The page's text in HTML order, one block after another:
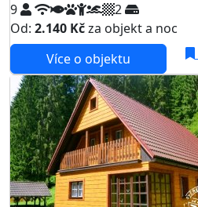
9
2
Od: 2.140 Kčza objekt a noc
Více o objektu